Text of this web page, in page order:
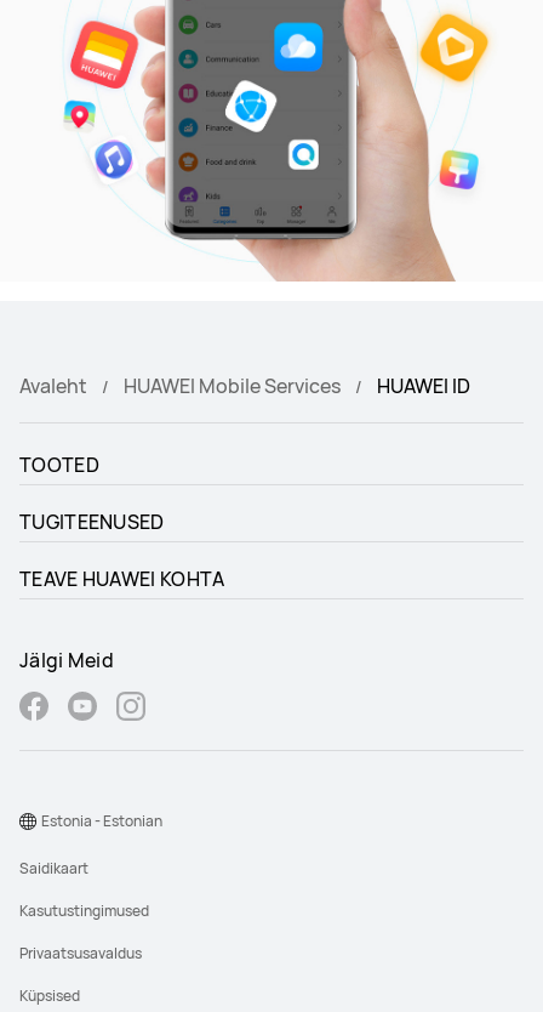
Avaleht HUAWEI Mobile Services HUAWEI ID
TOOTED
TUGITEENUSED
TEAVE HUAWEI KOHTA
Jälgi Meid
Saidikaart
Kasutustingimused
Privaatsusavaldus
Küpsised
Estonia - Estonian